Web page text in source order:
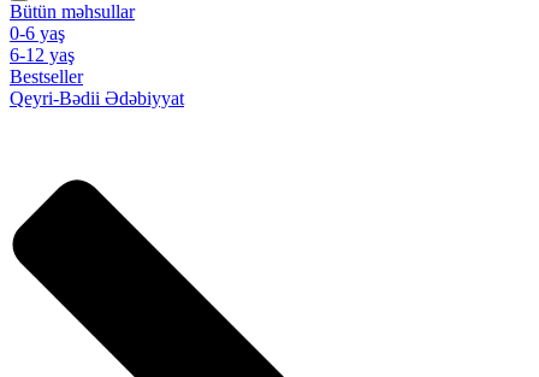
Bütün məhsullar
0-6 yaş
6-12 yaş
Bestseller
Qeyri-Bədii Ədəbiyyat